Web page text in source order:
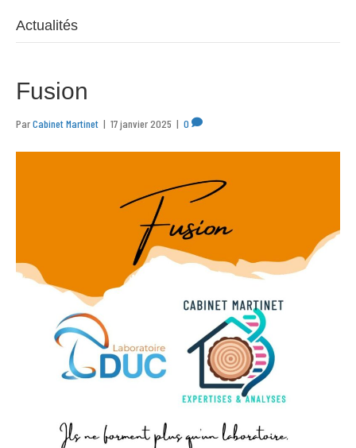
Actualités
Fusion
ParCabinet Martinet | 17 janvier 2025 | 0